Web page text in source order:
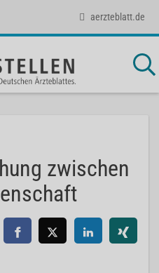
aerzteblatt.de
zwischen